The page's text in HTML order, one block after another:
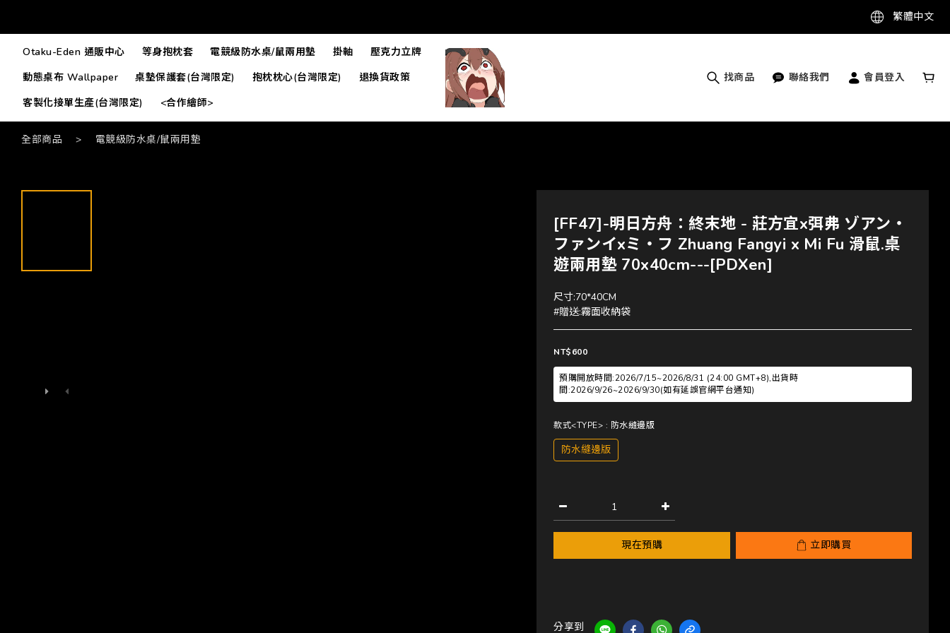
繁體中文
Otaku-Eden 通販中心 等身抱枕套 電競級防水桌/鼠兩用墊 掛軸
壓克力立牌
動態桌布 Wallpaper
桌墊保護套(台灣限定) 抱枕枕心(台灣限定)
退換貨政策
客製化接單生產(台灣限定)
<合作繪師>
找商品 聯絡我們 會員登入
全部商品 > 電競級防水桌/鼠兩用墊
[FF47]-明日方舟：終末地 - 莊方宜x弭弗 ゾアン・
ファンイxミ・フ Zhuang Fangyi x Mi Fu 滑鼠.桌
遊兩用墊 70x40cm---[PDXen]
尺寸:70*40CM
#贈送:霧面收納袋
NT$600
預購開放時間:2026/7/15~2026/8/31 (24:00 GMT+8),出貨時
間:2026/9/26~2026/9/30(如有延誤官網平台通知)
款式<TYPE> : 防水縫邊版
防水縫邊版
現在預購 立即購買
分享到